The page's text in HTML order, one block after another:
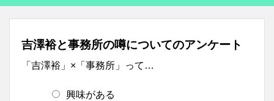
吉澤裕と事務所の噂についてのアンケート
「吉澤裕」×「事務所」って…
興味がある